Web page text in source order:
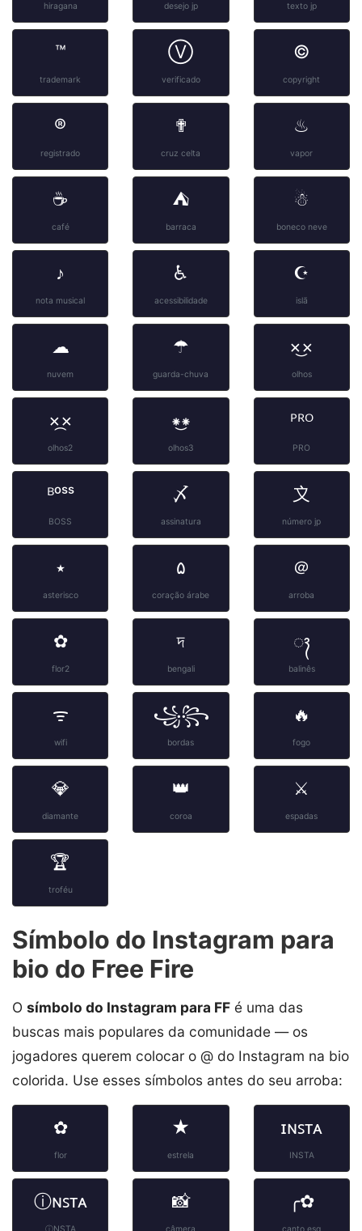
hiragana desejo jp texto jp
™
trademark
Ⓥ
verificado
©
copyright
®
registrado
✟
cruz celta
♨
vapor
☕
café
⛺
barraca
☃
boneco neve
♪
nota musical
♿
acessibilidade
☪
islã
☁
nuvem
☂
guarda-chuva
×͜×
olhos
×᷼×
olhos2
⁕͜⁕
olhos3
ᴾᴿᴼ
PRO
ᴮᵒˢˢ
BOSS
〆
assinatura
〩
número jp
٭
asterisco
۵
coração árabe
＠
arroba
✿
flor2
দ
bengali
ᬄ
balinês
ᯤ
wifi
꧁꧂
bordas
🔥
fogo
💎
diamante
👑
coroa
⚔️
espadas
🏆
troféu
Símbolo do Instagram para
bio do Free Fire
O símbolo do Instagram para FF é uma das
buscas mais populares da comunidade — os
jogadores querem colocar o @ do Instagram na bio
colorida. Use esses símbolos antes do seu arroba:
✿
flor
★
estrela
ɪɴꜱᴛᴀ
INSTA
ⓘɴꜱᴛᴀ 📸 ╭✿